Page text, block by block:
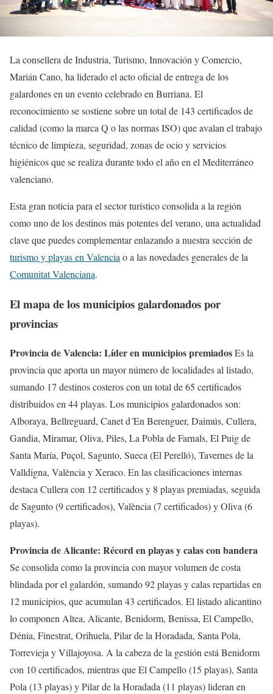
La consellera de Industria, Turismo, Innovación y Comercio,
Marián Cano, ha liderado el acto oficial de entrega de los
galardones en un evento celebrado en Burriana. El
reconocimiento se sostiene sobre un total de 143 certificados de
calidad (como la marca Q o las normas ISO) que avalan el trabajo
técnico de limpieza, seguridad, zonas de ocio y servicios
higiénicos que se realiza durante todo el año en el Mediterráneo
valenciano.
Esta gran noticia para el sector turístico consolida a la región
como uno de los destinos más potentes del verano, una actualidad
clave que puedes complementar enlazando a nuestra sección de
turismo y playas en Valencia o a las novedades generales de la
Comunitat Valenciana.
El mapa de los municipios galardonados por
provincias
Provincia de Valencia: Líder en municipios premiadosEs la
provincia que aporta un mayor número de localidades al listado,
sumando 17 destinos costeros con un total de 65 certificados
distribuidos en 44 playas. Los municipios galardonados son:
Alboraya, Bellreguard, Canet d´En Berenguer, Daimús, Cullera,
Gandia, Miramar, Oliva, Piles, La Pobla de Farnals, El Puig de
Santa María, Puçol, Sagunto, Sueca (El Perelló), Tavernes de la
Valldigna, València y Xeraco. En las clasificaciones internas
destaca Cullera con 12 certificados y 8 playas premiadas, seguida
de Sagunto (9 certificados), València (7 certificados) y Oliva (6
playas).
Provincia de Alicante: Récord en playas y calas con bandera
Se consolida como la provincia con mayor volumen de costa
blindada por el galardón, sumando 92 playas y calas repartidas en
12 municipios, que acumulan 43 certificados. El listado alicantino
lo componen Altea, Alicante, Benidorm, Benissa, El Campello,
Dénia, Finestrat, Orihuela, Pilar de la Horadada, Santa Pola,
Torrevieja y Villajoyosa. A la cabeza de la gestión está Benidorm
con 10 certificados, mientras que El Campello (15 playas), Santa
Pola (13 playas) y Pilar de la Horadada (11 playas) lideran en